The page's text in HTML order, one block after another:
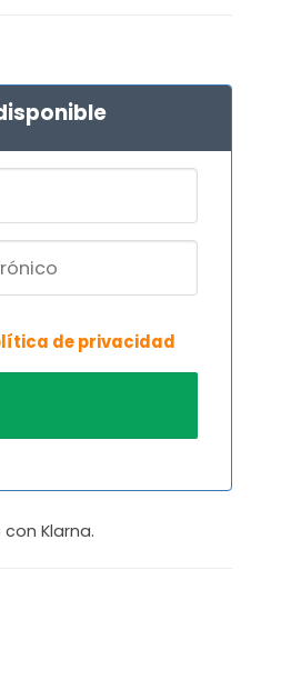
de privacidad
Klarna.